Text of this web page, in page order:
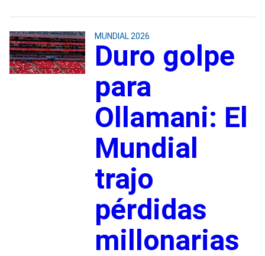
MUNDIAL 2026
Duro golpe
para
Ollamani: El
Mundial
trajo
pérdidas
millonarias